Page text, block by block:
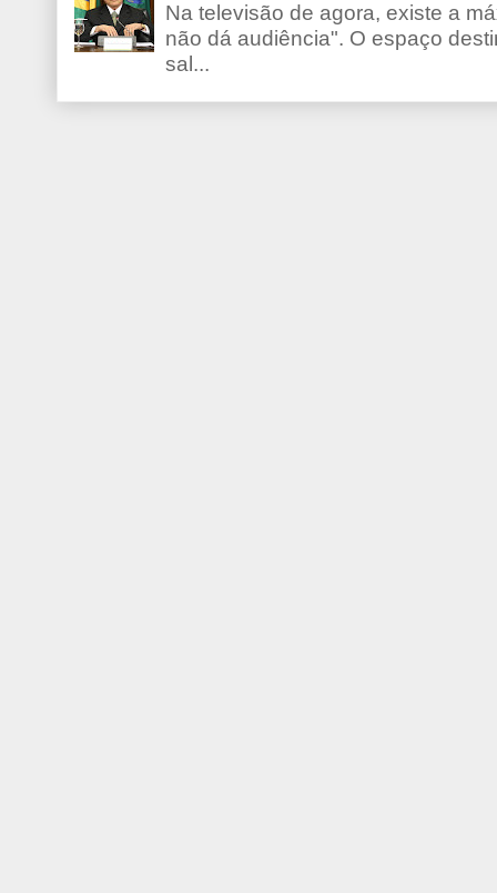
Na televisão de agora, existe a
não dá audiência". O espaço
sal...